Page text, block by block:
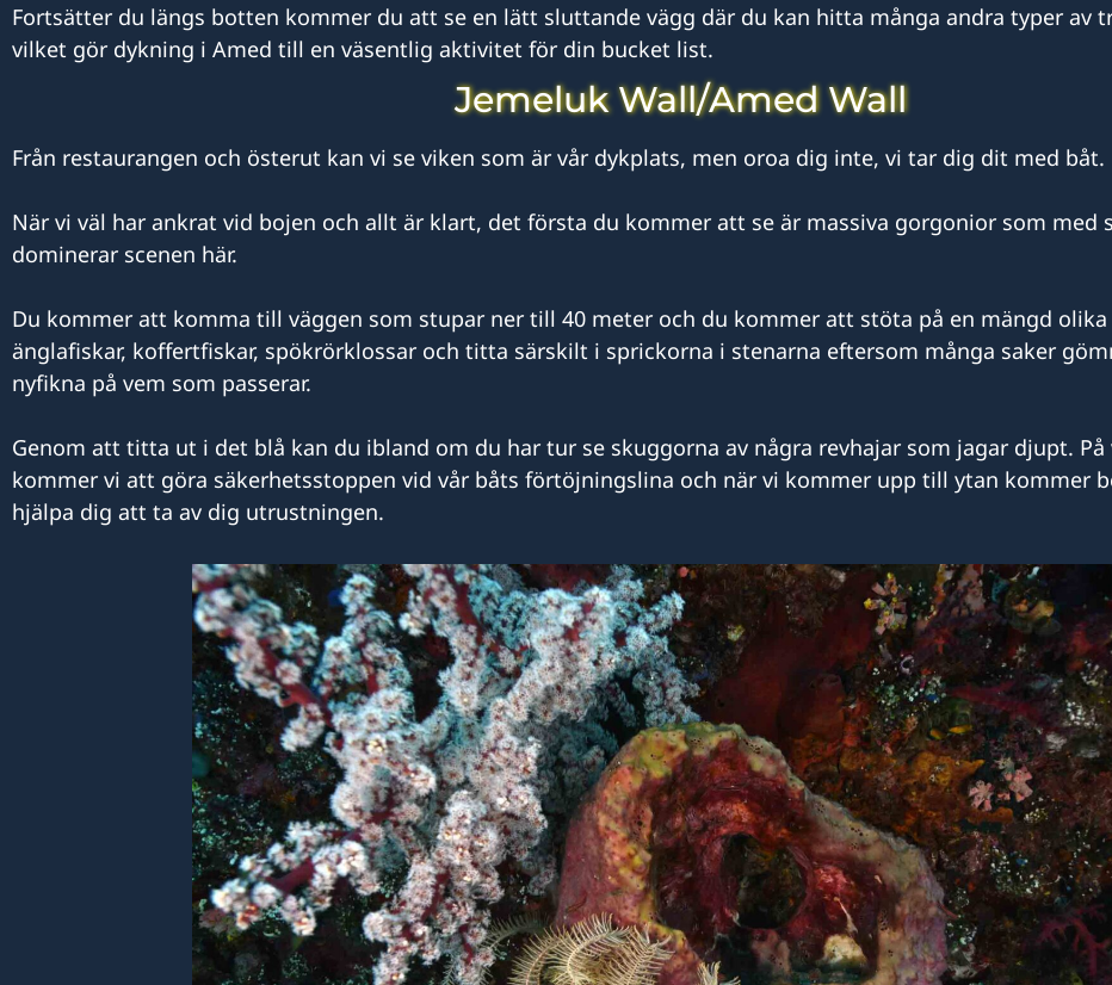
Fortsätter du längs botten kommer du att se en lätt sluttande vägg där du kan hitta många andra typer av
vilket gör dykning i Amed till en väsentlig aktivitet för din bucket list.
Jemeluk Wall/Amed Wall
Från restaurangen och österut kan vi se viken som är vår dykplats, men oroa dig inte, vi tar dig dit med båt.
När vi väl har ankrat vid bojen och allt är klart, det första du kommer att se är massiva gorgonior som med
dominerar scenen här.
Du kommer att komma till väggen som stupar ner till 40 meter och du kommer att stöta på en mängd
änglafiskar, koffertfiskar, spökrörklossar och titta särskilt i sprickorna i stenarna eftersom många saker
nyfikna på vem som passerar.
Genom att titta ut i det blå kan du ibland om du har tur se skuggorna av några revhajar som jagar djupt. På
kommer vi att göra säkerhetsstoppen vid vår båts förtöjningslina och när vi kommer upp till ytan kommer
hjälpa dig att ta av dig utrustningen.